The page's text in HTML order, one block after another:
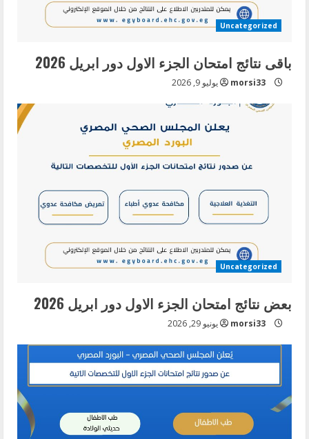
Uncategorized
باقى نتائج امتحان الجزء الاول دور ابريل 2026
morsi33 يوليو 9, 2026
Uncategorized
بعض نتائج امتحان الجزء الاول دور ابريل 2026
morsi33 يونيو 29, 2026